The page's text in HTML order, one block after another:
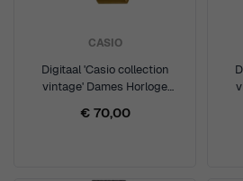
CASIO
Digitaal 'Casio collection
vintage' Dames Horloge
€ 70,00